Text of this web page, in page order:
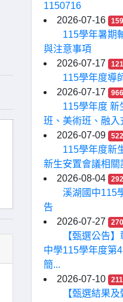
1150716
2026-07-16
115學年暑期
與注意事項
2026-07-17
115學年度導
2026-07-17
966
115學年度 新
班、美術班、融
2026-07-09
522
115學年度新
新生安置會議相關
2026-08-04
292
溪湖國中115
告
2026-07-27
270
【甄選公告
中學115學年度第
簡...
2026-07-10
211
【甄選結果